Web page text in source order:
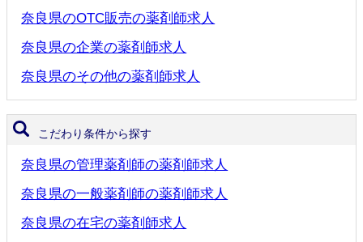
奈良県のOTC販売の薬剤師求人
奈良県の企業の薬剤師求人
奈良県のその他の薬剤師求人
こだわり条件から探す
奈良県の管理薬剤師の薬剤師求人
奈良県の一般薬剤師の薬剤師求人
奈良県の在宅の薬剤師求人